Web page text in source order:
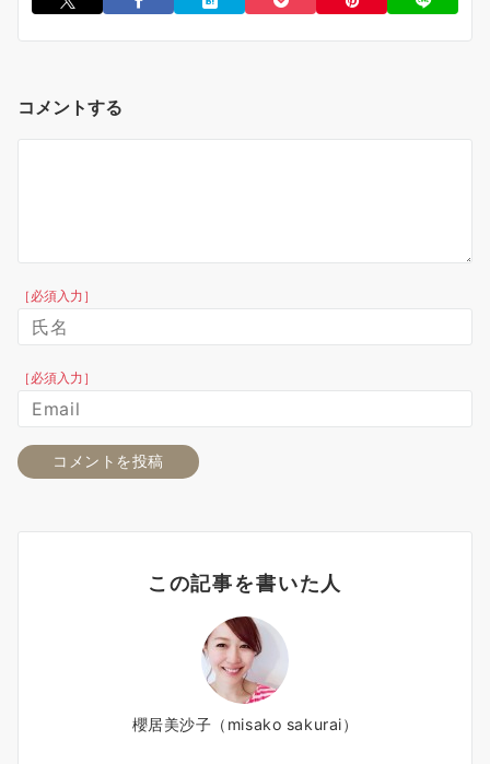
コメントする
［必須入力］
［必須入力］
この記事を書いた人
櫻居美沙子（misako sakurai）